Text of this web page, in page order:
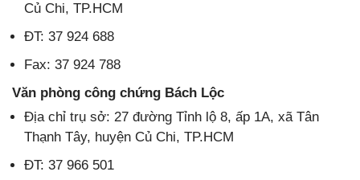
Củ Chi, TP.HCM
ĐT: 37 924 688
Fax: 37 924 788
Văn phòng công chứng Bách Lộc
Địa chỉ trụ sở: 27 đường Tỉnh lộ 8, ấp 1A, xã Tân
Thạnh Tây, huyện Củ Chi, TP.HCM
ĐT: 37 966 501